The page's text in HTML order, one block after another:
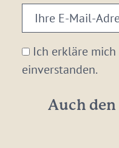
Ihre
E-
Mail-
Adresse:
Ich erkläre
einverstanden.
Auch den